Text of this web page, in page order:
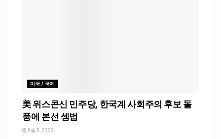
미국 / 국제
美 위스콘신 민주당, 한국계 사회주의 후보 돌
풍에 본선 셈법
8월 5, 2026